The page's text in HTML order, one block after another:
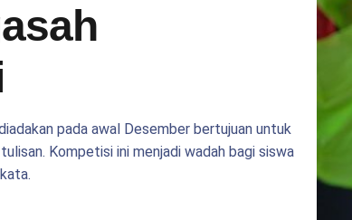
pada awal Desember bertujuan untuk
Kompetisi ini menjadi wadah bagi siswa